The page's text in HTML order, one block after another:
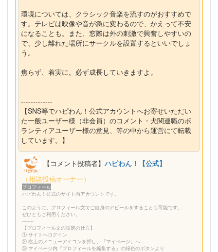
環境については、クラシック音楽を流すのがおすすめで
す。テレビは映像や音が急に変わるので、かえって不安
になることも。また、窓際は外の刺激で興奮しやすいの
で、少し離れた場所にサークルを設置するといいでしょ
う。
焦らず、着実に。必ず成長していきますよ。
-------------
【SNS等でハピわん！公式アカウントへお寄せいただい
た一般ユーザー様（非会員）のコメント・犬関連職のボ
ランティアユーザー様の意見、等の中から運営にて転載
しています。】
【コメント投稿者】ハピわん！【公式】
（相談投稿オーナー）
プロフィール
ハピわん！公式のサイト内アカウントです。
このように、プロフィール文でご自身のアピールをすることも可能です。
ぜひともご利用ください。
--------
【プロフィール文の設定の仕方】
① サイトへログイン
② 右上のメニューアイコンを押し、『マイページ』へ
③ マイページ内『プロフィールを編集する』の緑色のボタンより